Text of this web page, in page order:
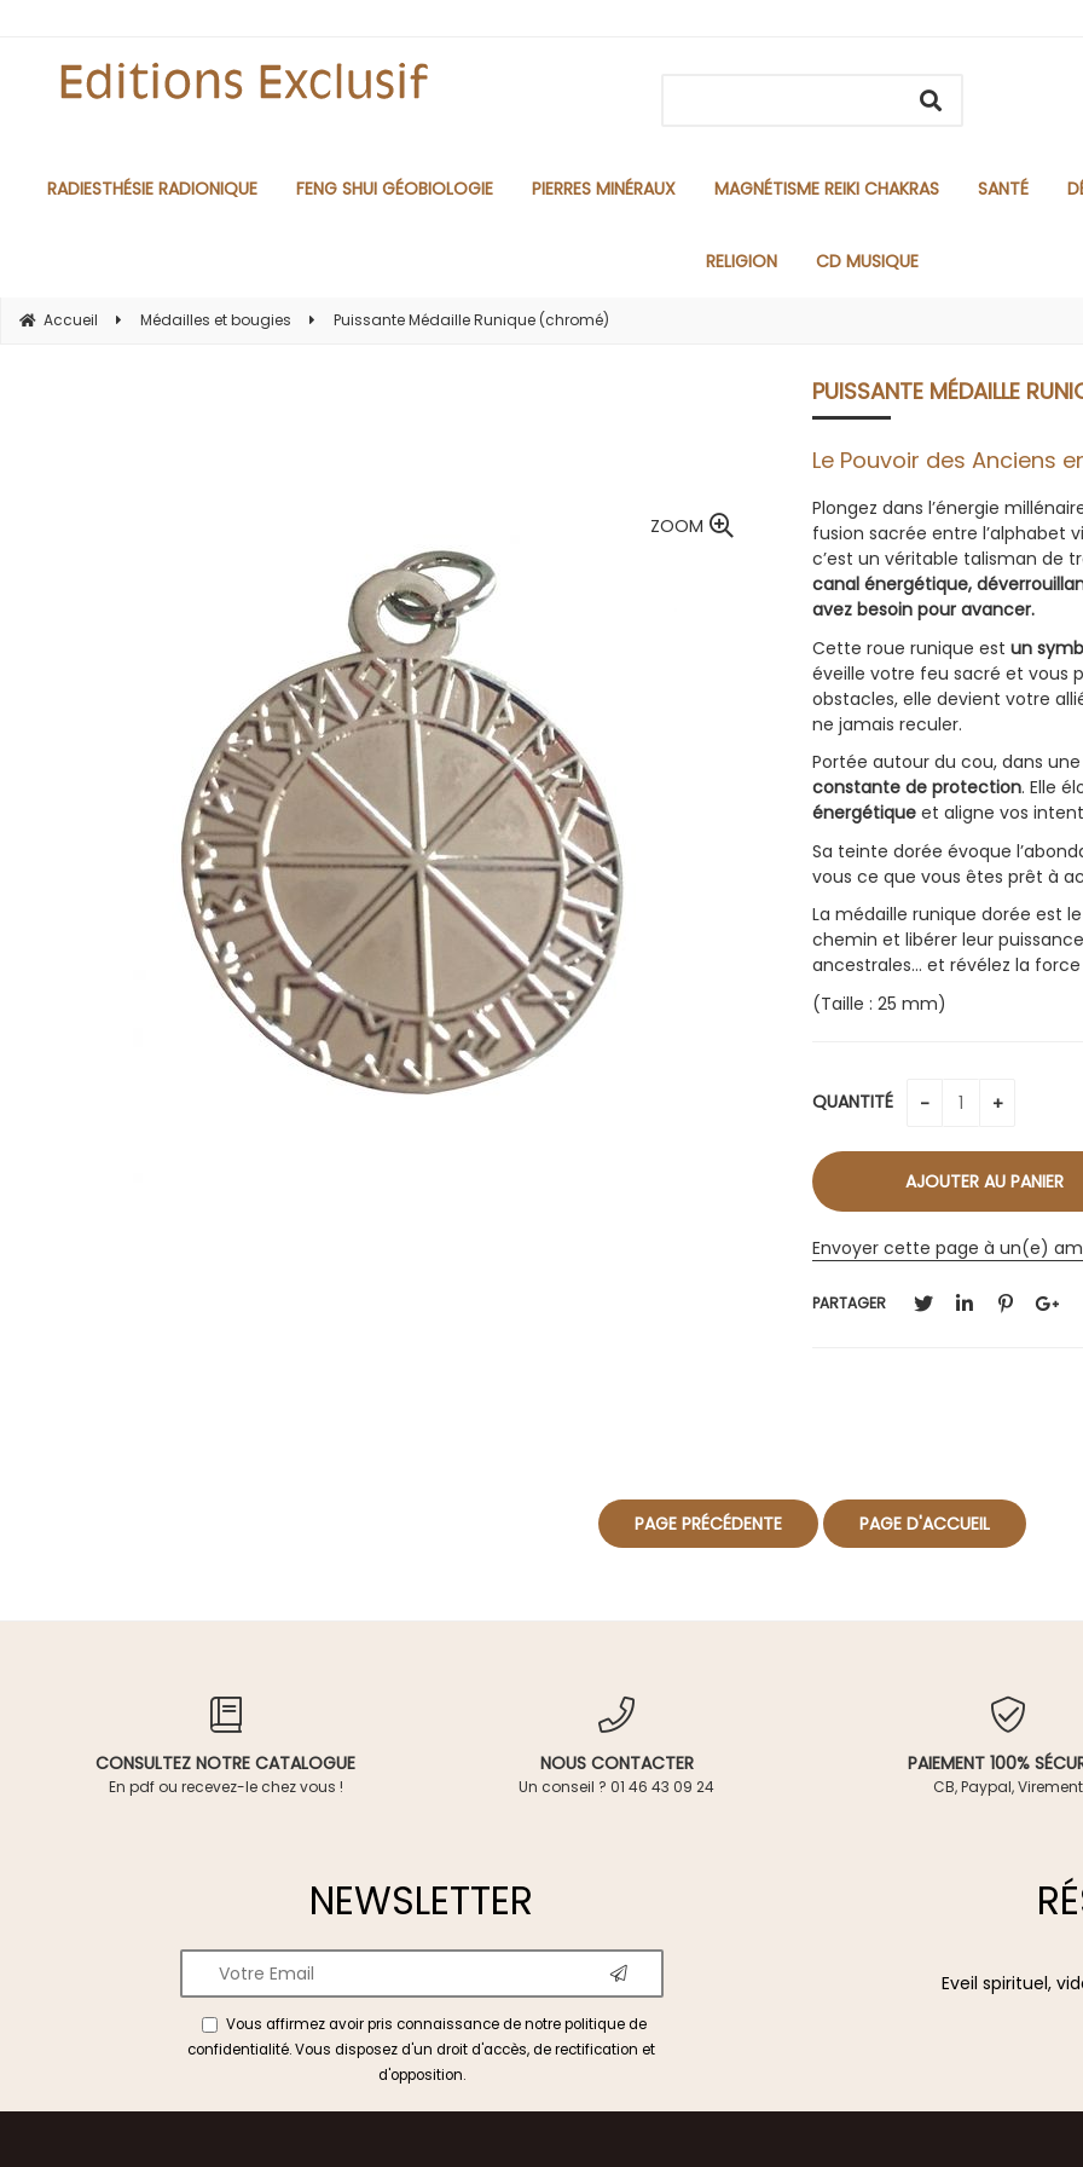
RADIESTHÉSIE RADIONIQUE FENG SHUI GÉOBIOLOGIE PIERRES MINÉRAUX MAGNÉTISME REIKI CHAKRAS SANTÉ
RELIGION CD MUSIQUE
Accueil Médailles et bougies Puissante Médaille Runique (chromé)
PUISSANTE MÉDAILLE
Le Pouvoir des Anciens
ZOOM
Plongez dans l’énergie
fusion sacrée entre l’alphabet
c’est un véritable talisman de
canal énergétique,
avez besoin pour avancer.
Cette roue runique est un
éveille votre feu sacré et vous
obstacles, elle devient votre
ne jamais reculer.
Portée autour du cou, dans
constante de protection. Elle
énergétique et aligne vos
Sa teinte dorée évoque
vous ce que vous êtes prêt à
La médaille runique dorée est
chemin et libérer leur
ancestrales… et révélez la
(Taille : 25 mm)
QUANTITÉ
Envoyer cette page à un(e)
PARTAGER
CONSULTEZ NOTRE CATALOGUE
En pdf ou recevez-le chez vous !
NOUS CONTACTER
Un conseil ? 01 46 43 09 24
PAIEMENT 100%
CB, Paypal, Virement
NEWSLETTER
Vous affirmez avoir pris connaissance de notrepolitique de
confidentialité. Vous disposez d'un droit d'accès, de rectification et
d'opposition.
Eveil spirituel,